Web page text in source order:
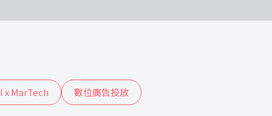
x MarTech 數位廣告投放